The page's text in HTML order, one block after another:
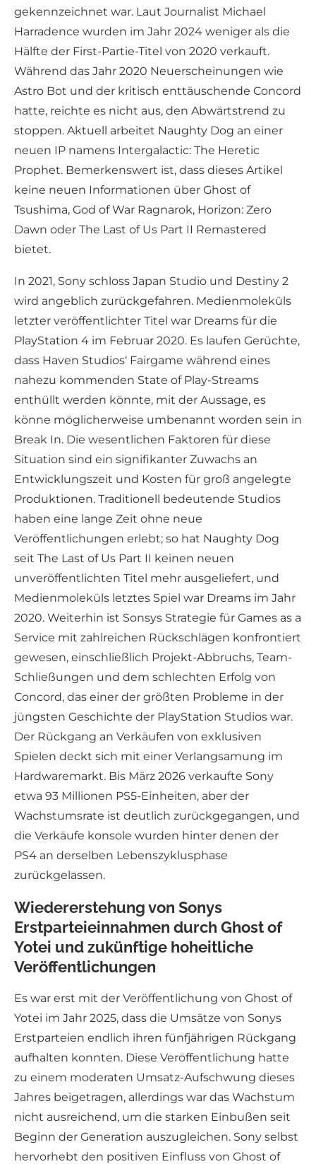
gekennzeichnet war. Laut Journalist Michael
Harradence wurden im Jahr 2024 weniger als die
Hälfte der First-Partie-Titel von 2020 verkauft.
Während das Jahr 2020 Neuerscheinungen wie
Astro Bot und der kritisch enttäuschende Concord
hatte, reichte es nicht aus, den Abwärtstrend zu
stoppen. Aktuell arbeitet Naughty Dog an einer
neuen IP namens Intergalactic: The Heretic
Prophet. Bemerkenswert ist, dass dieses Artikel
keine neuen Informationen über Ghost of
Tsushima, God of War Ragnarok, Horizon: Zero
Dawn oder The Last of Us Part II Remastered
bietet.
In 2021, Sony schloss Japan Studio und Destiny 2
wird angeblich zurückgefahren. Medienmoleküls
letzter veröffentlichter Titel war Dreams für die
PlayStation 4 im Februar 2020. Es laufen Gerüchte,
dass Haven Studios‘ Fairgame während eines
nahezu kommenden State of Play-Streams
enthüllt werden könnte, mit der Aussage, es
könne möglicherweise umbenannt worden sein in
Break In. Die wesentlichen Faktoren für diese
Situation sind ein signifikanter Zuwachs an
Entwicklungszeit und Kosten für groß angelegte
Produktionen. Traditionell bedeutende Studios
haben eine lange Zeit ohne neue
Veröffentlichungen erlebt; so hat Naughty Dog
seit The Last of Us Part II keinen neuen
unveröffentlichten Titel mehr ausgeliefert, und
Medienmoleküls letztes Spiel war Dreams im Jahr
2020. Weiterhin ist Sonsys Strategie für Games as a
Service mit zahlreichen Rückschlägen konfrontiert
gewesen, einschließlich Projekt-Abbruchs, Team-
Schließungen und dem schlechten Erfolg von
Concord, das einer der größten Probleme in der
jüngsten Geschichte der PlayStation Studios war.
Der Rückgang an Verkäufen von exklusiven
Spielen deckt sich mit einer Verlangsamung im
Hardwaremarkt. Bis März 2026 verkaufte Sony
etwa 93 Millionen PS5-Einheiten, aber der
Wachstumsrate ist deutlich zurückgegangen, und
die Verkäufe konsole wurden hinter denen der
PS4 an derselben Lebenszyklusphase
zurückgelassen.
Wiedererstehung von Sonys
Erstparteieinnahmen durch Ghost of
Yotei und zukünftige hoheitliche
Veröffentlichungen
Es war erst mit der Veröffentlichung von Ghost of
Yotei im Jahr 2025, dass die Umsätze von Sonys
Erstparteien endlich ihren fünfjährigen Rückgang
aufhalten konnten. Diese Veröffentlichung hatte
zu einem moderaten Umsatz-Aufschwung dieses
Jahres beigetragen, allerdings war das Wachstum
nicht ausreichend, um die starken Einbußen seit
Beginn der Generation auszugleichen. Sony selbst
hervorhebt den positiven Einfluss von Ghost of